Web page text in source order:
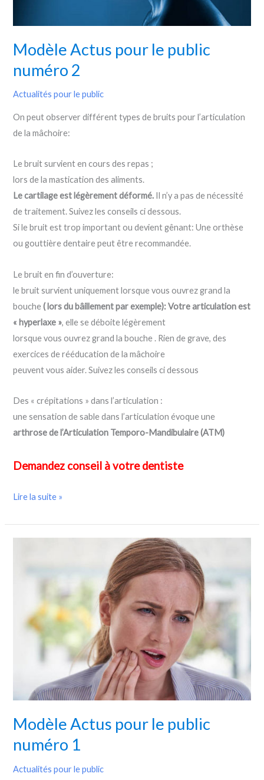
Modèle Actus pour le public
numéro 2
Actualités pour le public
On peut observer différent types de bruits pour l’articulation
de la mâchoire:
Le bruit survient en cours des repas ;
lors de la mastication des aliments.
Le cartilage est légèrement déformé. Il n’y a pas de nécessité
de traitement. Suivez les conseils ci dessous.
Si le bruit est trop important ou devient gênant: Une orthèse
ou gouttière dentaire peut être recommandée.
Le bruit en fin d’ouverture:
le bruit survient uniquement lorsque vous ouvrez grand la
bouche( lors du bâillement par exemple): Votre articulation est
« hyperlaxe », elle se déboite légèrement
lorsque vous ouvrez grand la bouche . Rien de grave, des
exercices de rééducation de la mâchoire
peuvent vous aider. Suivez les conseils ci dessous
Des « crépitations » dans l’articulation :
une sensation de sable dans l’articulation évoque une
arthrose de l’Articulation Temporo-Mandibulaire (ATM)
Demandez conseil à votre dentiste
Lire la suite »
Modèle Actus pour le public
numéro 1
Actualités pour le public
public
numéro